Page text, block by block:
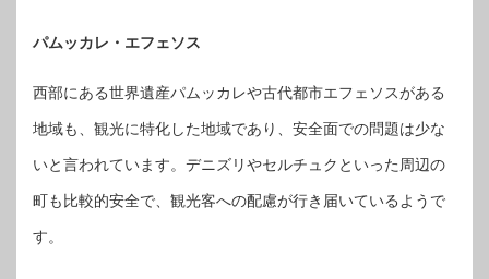
パムッカレ・エフェソス
西部にある世界遺産パムッカレや古代都市エフェソスがある
地域も、観光に特化した地域であり、安全面での問題は少な
いと言われています。デニズリやセルチュクといった周辺の
町も比較的安全で、観光客への配慮が行き届いているようで
す。